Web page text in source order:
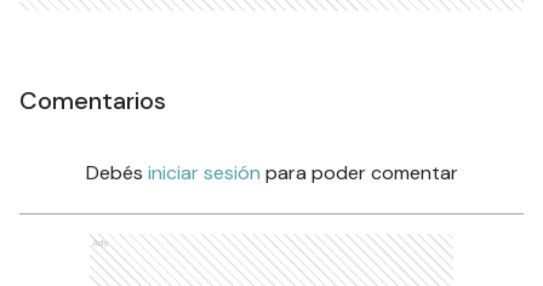
Comentarios
Debés iniciar sesión para poder comentar
Ads